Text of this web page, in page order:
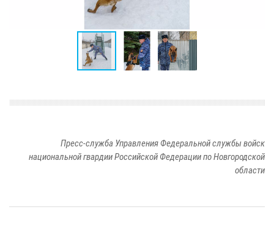
Пресс-служба Управления Федеральной службы войск
национальной гвардии Российской Федерации по Новгородской
области